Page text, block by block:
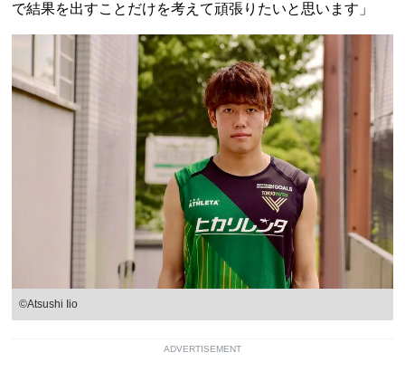
で結果を出すことだけを考えて頑張りたいと思います」
©Atsushi Iio
ADVERTISEMENT